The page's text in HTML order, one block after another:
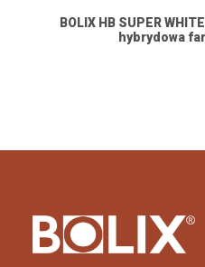
BOLIX HB SUPER
hybrydowa